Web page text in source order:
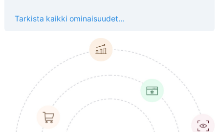
Tarkista kaikki ominaisuudet...